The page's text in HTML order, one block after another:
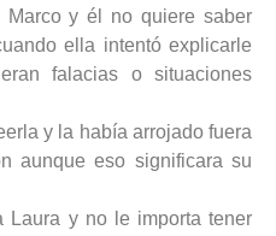
Marco y él no quiere saber
ella intentó explicarle
falacias o situaciones
y la había arrojado fuera
aunque eso significara su
Laura y no le importa tener